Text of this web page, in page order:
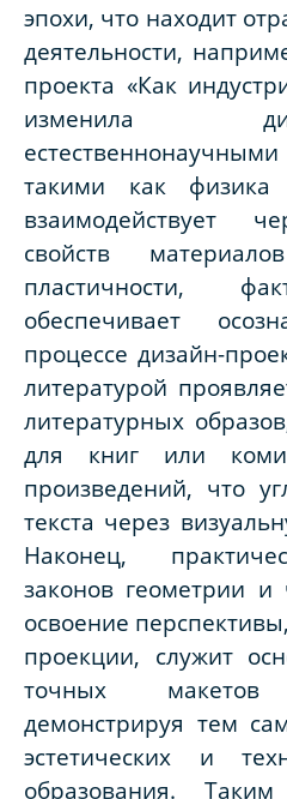
эпохи, что находит
деятельности,
проекта «Как
изменила
такими как
взаимодействует
свойств
пластичности,
обеспечивает
процессе дизайн-
литературой
литературных
для книг или
произведений, что
текста через
Наконец,
законов геометрии
освоение
проекции, служит
точных
демонстрируя тем
эстетических и
образования.